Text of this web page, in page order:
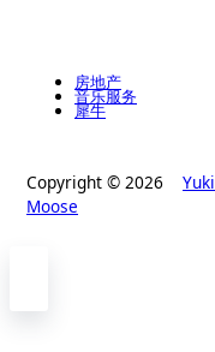
房地产
音乐服务
犀牛
Copyright © 2026
Moose